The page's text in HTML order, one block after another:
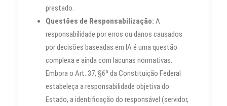
prestado.
Questões de Responsabilização: A
responsabilidade por erros ou danos causados
por decisões baseadas em IA é uma questão
complexa e ainda com lacunas normativas.
Embora o Art. 37, §6º da Constituição Federal
estabeleça a responsabilidade objetiva do
Estado, a identificação do responsável (servidor,